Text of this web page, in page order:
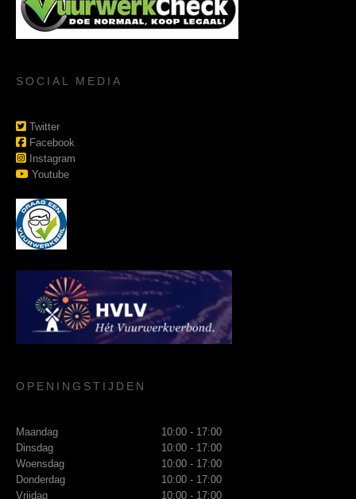
SOCIAL MEDIA
Twitter
Facebook
Instagram
Youtube
OPENINGSTIJDEN
Maandag
10:00 - 17:00
Dinsdag
10:00 - 17:00
Woensdag
10:00 - 17:00
Donderdag
10:00 - 17:00
Vrijdag
10:00 - 17:00